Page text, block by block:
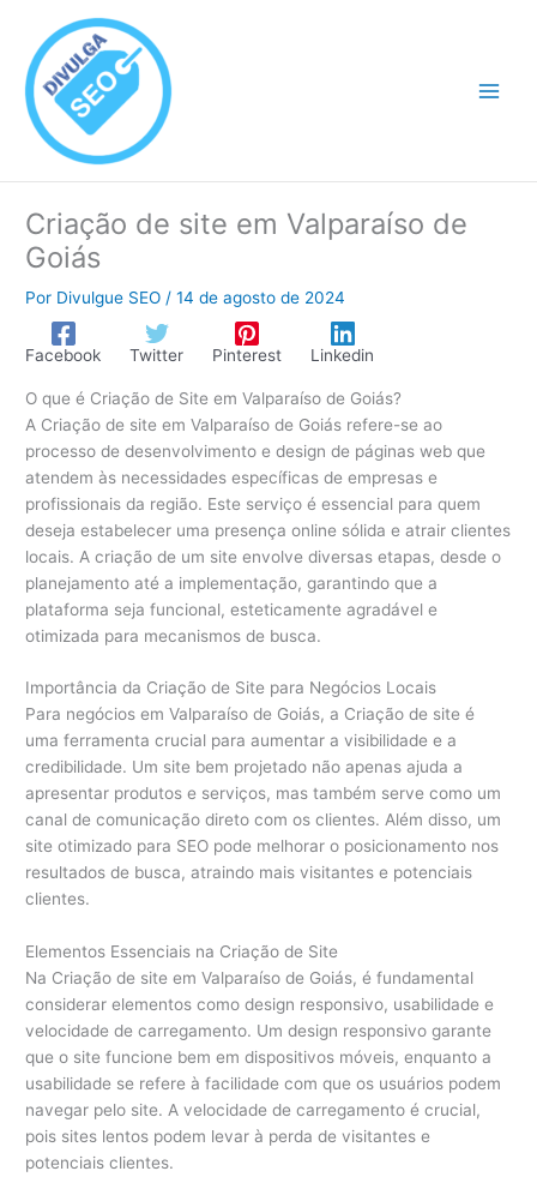
conteúdo
Criação de site em Valparaíso de
Goiás
Por Divulgue SEO /14 de agosto de 2024
Facebook Twitter Pinterest Linkedin
O que é Criação de Site em Valparaíso de Goiás?
A Criação de site em Valparaíso de Goiás refere-se ao
processo de desenvolvimento e design de páginas web que
atendem às necessidades específicas de empresas e
profissionais da região. Este serviço é essencial para quem
deseja estabelecer uma presença online sólida e atrair clientes
locais. A criação de um site envolve diversas etapas, desde o
planejamento até a implementação, garantindo que a
plataforma seja funcional, esteticamente agradável e
otimizada para mecanismos de busca.
Importância da Criação de Site para Negócios Locais
Para negócios em Valparaíso de Goiás, a Criação de site é
uma ferramenta crucial para aumentar a visibilidade e a
credibilidade. Um site bem projetado não apenas ajuda a
apresentar produtos e serviços, mas também serve como um
canal de comunicação direto com os clientes. Além disso, um
site otimizado para SEO pode melhorar o posicionamento nos
resultados de busca, atraindo mais visitantes e potenciais
clientes.
Elementos Essenciais na Criação de Site
Na Criação de site em Valparaíso de Goiás, é fundamental
considerar elementos como design responsivo, usabilidade e
velocidade de carregamento. Um design responsivo garante
que o site funcione bem em dispositivos móveis, enquanto a
usabilidade se refere à facilidade com que os usuários podem
navegar pelo site. A velocidade de carregamento é crucial,
pois sites lentos podem levar à perda de visitantes e
potenciais clientes.